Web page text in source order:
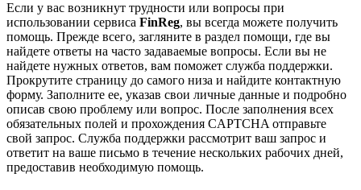
Если у вас возникнут трудности или вопросы при
использовании сервиса FinReg, вы всегда можете получить
помощь. Прежде всего, загляните в раздел помощи, где вы
найдете ответы на часто задаваемые вопросы. Если вы не
найдете нужных ответов, вам поможет служба поддержки.
Прокрутите страницу до самого низа и найдите контактную
форму. Заполните ее, указав свои личные данные и подробно
описав свою проблему или вопрос. После заполнения всех
обязательных полей и прохождения CAPTCHA отправьте
свой запрос. Служба поддержки рассмотрит ваш запрос и
ответит на ваше письмо в течение нескольких рабочих дней,
предоставив необходимую помощь.